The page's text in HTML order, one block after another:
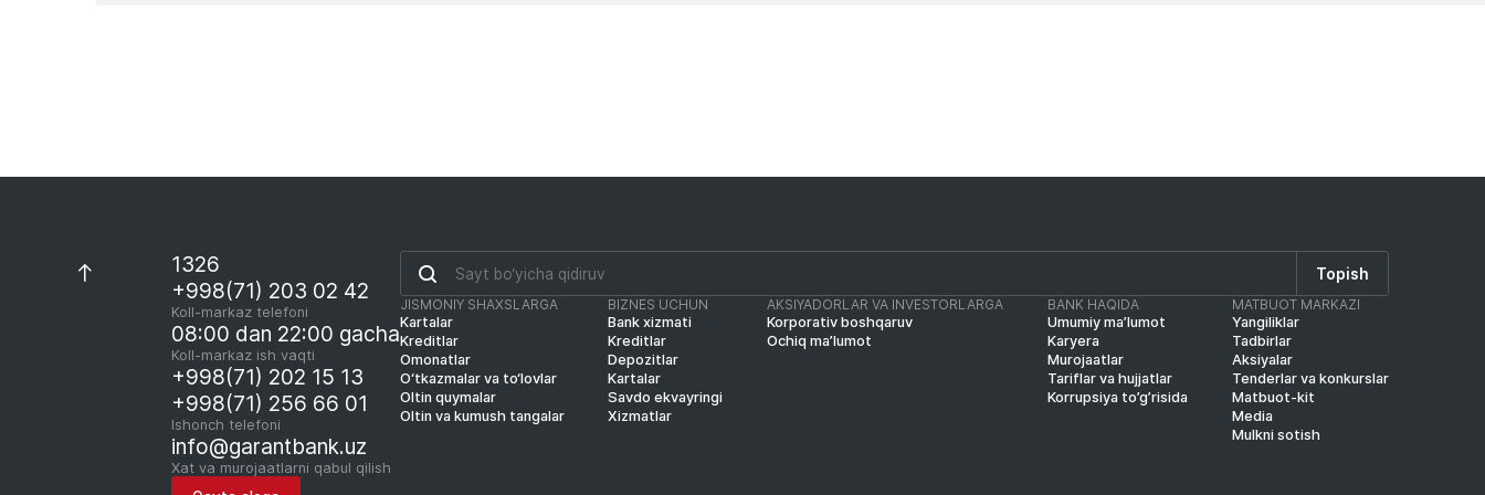
1326
+998(71) 203 02 42
Koll-markaz telefoni
08:00 dan 22:00 gacha
Koll-markaz ish vaqti
+998(71) 202 15 13
+998(71) 256 66 01
Ishonch telefoni
info@garantbank.uz
Xat va murojaatlarni qabul qilish
Topish
JISMONIY SHAXSLARGA
Kartalar
Kreditlar
Omonatlar
O‘tkazmalar va to‘lovlar
Oltin quymalar
Oltin va kumush tangalar
BIZNES UCHUN
Bank xizmati
Kreditlar
Depozitlar
Kartalar
Savdo ekvayringi
Xizmatlar
AKSIYADORLAR VA INVESTORLARGA
Korporativ boshqaruv
Ochiq ma’lumot
BANK HAQIDA
Umumiy ma’lumot
Karyera
Murojaatlar
Tariflar va hujjatlar
Korrupsiya to’g’risida
MATBUOT MARKAZI
Yangiliklar
Tadbirlar
Aksiyalar
Tenderlar va konkurslar
Matbuot-kit
Media
Mulkni sotish